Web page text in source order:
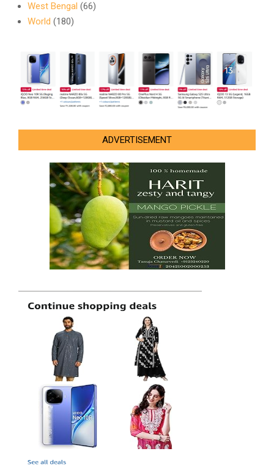
West Bengal (66)
World (180)
ADVERTISEMENT